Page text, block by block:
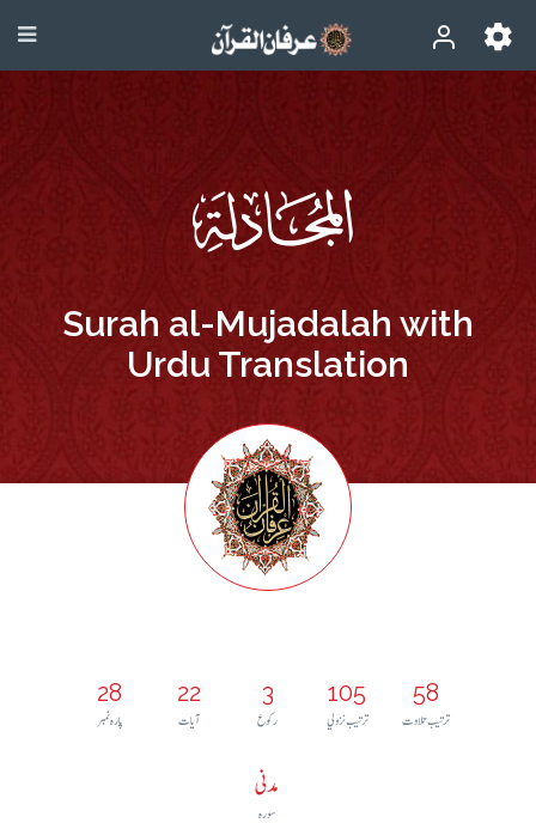
Surah al-Mujadalah with
Urdu Translation
28
پارہ نمبر
22
آيات
3
رکوع
105
ترتيب نزولي
58
ترتيب تلاوت
مدنی
سورہ